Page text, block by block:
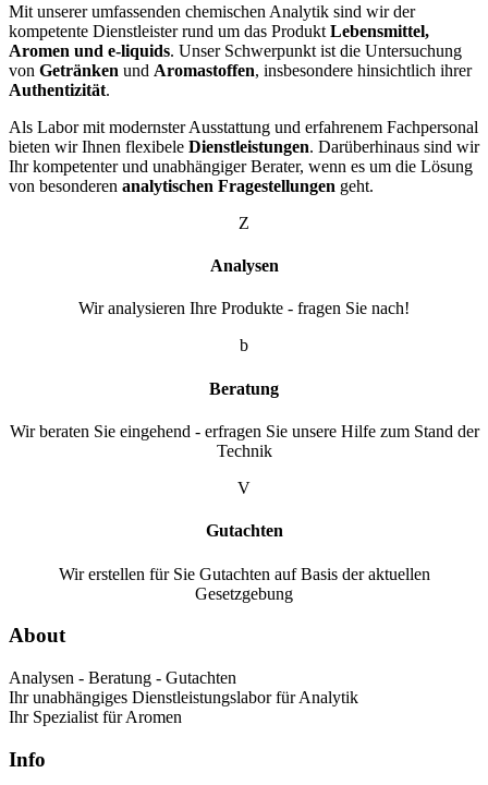
Mit unserer umfassenden chemischen Analytik sind wir der
kompetente Dienstleister rund um das Produkt Lebensmittel,
Aromen und e-liquids. Unser Schwerpunkt ist die Untersuchung
von Getränken und Aromastoffen, insbesondere hinsichtlich ihrer
Authentizität.
Als Labor mit modernster Ausstattung und erfahrenem Fachpersonal
bieten wir Ihnen flexibele Dienstleistungen. Darüberhinaus sind wir
Ihr kompetenter und unabhängiger Berater, wenn es um die Lösung
von besonderen analytischen Fragestellungen geht.
Z
Analysen
Wir analysieren Ihre Produkte - fragen Sie nach!
b
Beratung
Wir beraten Sie eingehend - erfragen Sie unsere Hilfe zum Stand der
Technik
V
Gutachten
Wir erstellen für Sie Gutachten auf Basis der aktuellen
Gesetzgebung
About
Analysen - Beratung - Gutachten
Ihr unabhängiges Dienstleistungslabor für Analytik
Ihr Spezialist für Aromen
Info